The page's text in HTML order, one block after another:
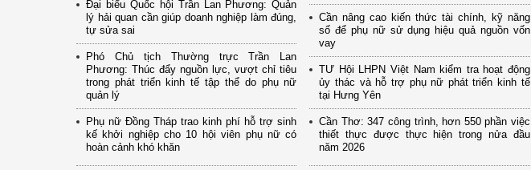
Đại biểu Quốc hội Trần Lan Phương: Quản
lý hải quan cần giúp doanh nghiệp làm đúng,
tự sửa sai
Phó Chủ tịch Thường trực Trần Lan
Phương: Thúc đẩy nguồn lực, vượt chỉ tiêu
trong phát triển kinh tế tập thể do phụ nữ
quản lý
Phụ nữ Đồng Tháp trao kinh phí hỗ trợ sinh
kế khởi nghiệp cho 10 hội viên phụ nữ có
hoàn cảnh khó khăn
Cần nâng cao kiến thức tài chính, kỹ năng
số để phụ nữ sử dụng hiệu quả nguồn vốn
vay
TƯ Hội LHPN Việt Nam kiểm tra hoạt động
ủy thác và hỗ trợ phụ nữ phát triển kinh tế
tại Hưng Yên
Cần Thơ: 347 công trình, hơn 550 phần việc
thiết thực được thực hiện trong nửa đầu
năm 2026